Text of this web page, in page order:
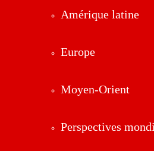
Amérique latine
Europe
Moyen-Orient
Perspectives